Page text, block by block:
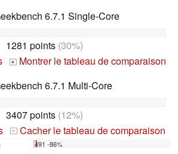
6.7.1 Single-Core
1281 points(30%)
+ Montrer le tableau de comparaison
6.7.1 Multi-Core
3407 points(12%)
- Cacher le tableau de comparaison
491 -86%